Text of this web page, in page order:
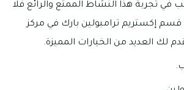
في تجربة هذا النشاط الممتع والرائع فلا
قسم إكستريم ترامبولين بارك في مركز
لك العديد من الخيارات المميزة.